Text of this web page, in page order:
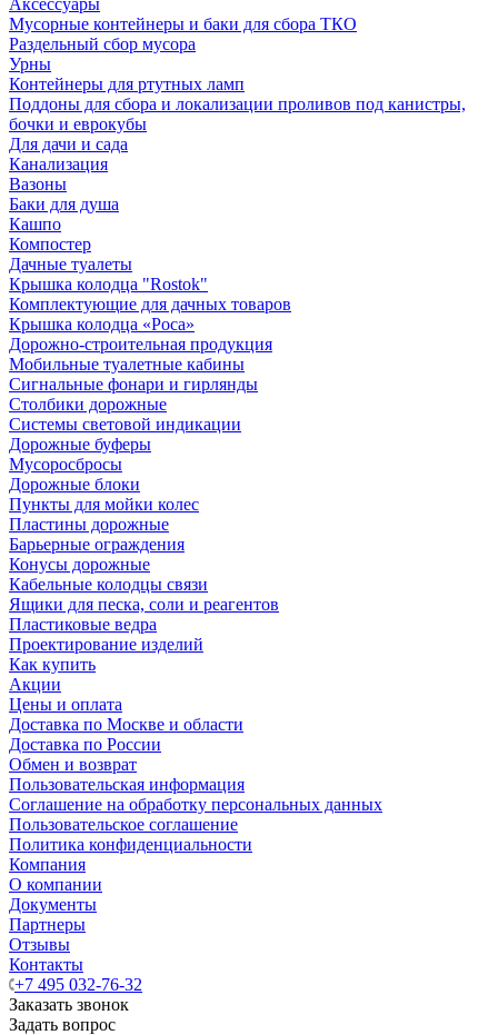
Аксессуары
Мусорные контейнеры и баки для сбора ТКО
Раздельный сбор мусора
Урны
Контейнеры для ртутных ламп
Поддоны для сбора и локализации проливов под канистры,
бочки и еврокубы
Для дачи и сада
Канализация
Вазоны
Баки для душа
Кашпо
Компостер
Дачные туалеты
Крышка колодца "Rostok"
Комплектующие для дачных товаров
Крышка колодца «Роса»
Дорожно-строительная продукция
Мобильные туалетные кабины
Сигнальные фонари и гирлянды
Столбики дорожные
Системы световой индикации
Дорожные буферы
Мусоросбросы
Дорожные блоки
Пункты для мойки колес
Пластины дорожные
Барьерные ограждения
Конусы дорожные
Кабельные колодцы связи
Ящики для песка, соли и реагентов
Пластиковые ведра
Проектирование изделий
Как купить
Акции
Цены и оплата
Доставка по Москве и области
Доставка по России
Обмен и возврат
Пользовательская информация
Соглашение на обработку персональных данных
Пользовательское соглашение
Политика конфиденциальности
Компания
О компании
Документы
Партнеры
Отзывы
Контакты
+7 495 032-76-32
Заказать звонок
Задать вопрос